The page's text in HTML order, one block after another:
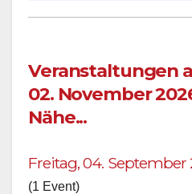
Veranstaltungen
02. November
Nähe...
Freitag, 04. September
(1 Event)